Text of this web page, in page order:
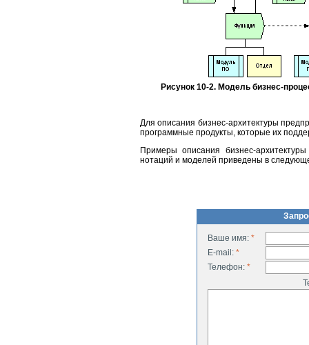
Рисунок 10-2. Модель бизнес-
Для описания бизнес-архитектуры
программные продукты, которые их
Примеры описания бизнес-
нотаций и моделей приведены в
Ваше имя: *
E-mail: *
Телефон: *